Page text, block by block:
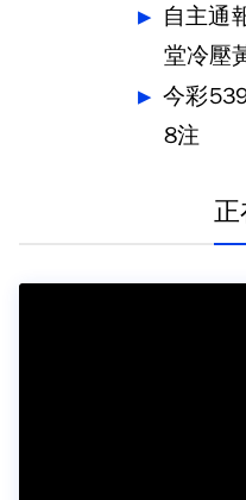
自主通報預
堂冷壓
今彩
8注